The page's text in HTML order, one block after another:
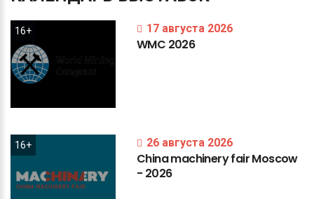
16+ 17 августа 2026
WMC 2026
16+ 26 августа 2026
ChinamachineryfairMoscow
- 2026